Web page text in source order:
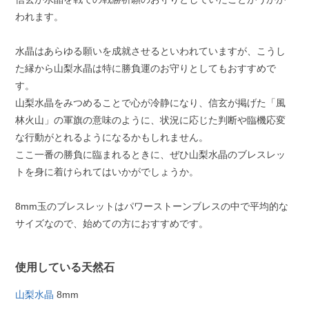
われます。
水晶はあらゆる願いを成就させるといわれていますが、こうし
た縁から山梨水晶は特に勝負運のお守りとしてもおすすめで
す。
山梨水晶をみつめることで心が冷静になり、信玄が掲げた「風
林火山」の軍旗の意味のように、状況に応じた判断や臨機応変
な行動がとれるようになるかもしれません。
ここ一番の勝負に臨まれるときに、ぜひ山梨水晶のブレスレッ
トを身に着けられてはいかがでしょうか。
8mm玉のブレスレットはパワーストーンブレスの中で平均的な
サイズなので、始めての方におすすめです。
使用している天然石
山梨水晶 8mm